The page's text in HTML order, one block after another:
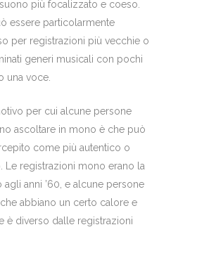
più focalizzato e coeso.
essere particolarmente
per registrazioni più vecchie o
generi musicali con pochi
una voce.
per cui alcune persone
ascoltare in mono è che può
come più autentico o
Le registrazioni mono erano la
agli anni ’60, e alcune persone
abbiano un certo calore e
è diverso dalle registrazioni